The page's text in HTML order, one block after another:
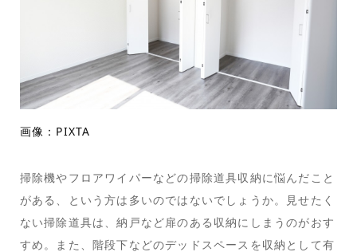
画像：PIXTA
掃除機やフロアワイパーなどの掃除道具収納に悩んだこと
がある、という方は多いのではないでしょうか。見せたく
ない掃除道具は、納戸など扉のある収納にしまうのがおす
すめ。また、階段下などのデッドスペースを収納として有